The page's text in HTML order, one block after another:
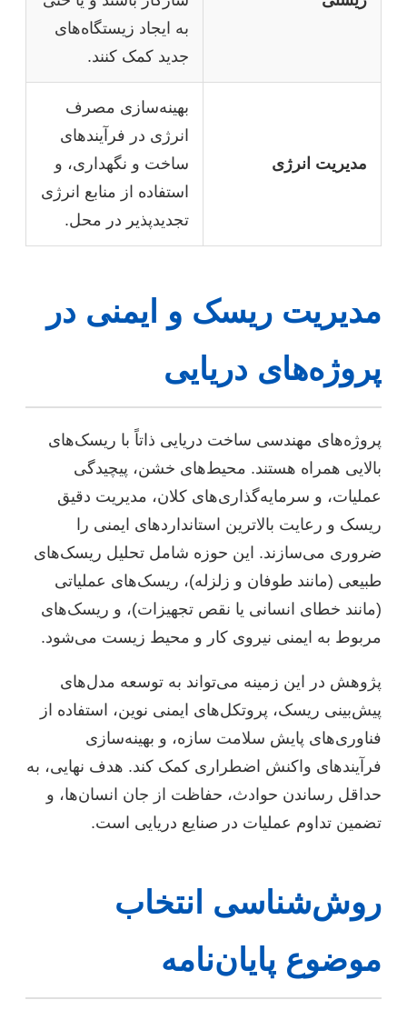
به ایجاد زیستگاه‌های
جدید کمک کنند.
مدیریت انرژی
بهینه‌سازی مصرف
انرژی در فرآیندهای
ساخت و نگهداری، و
استفاده از منابع انرژی
تجدیدپذیر در محل.
مدیریت ریسک و ایمنی در
پروژه‌های دریایی
پروژه‌های مهندسی ساخت دریایی ذاتاً با ریسک‌های
بالایی همراه هستند. محیط‌های خشن، پیچیدگی
عملیات، و سرمایه‌گذاری‌های کلان، مدیریت دقیق
ریسک و رعایت بالاترین استانداردهای ایمنی را
ضروری می‌سازند. این حوزه شامل تحلیل ریسک‌های
طبیعی (مانند طوفان و زلزله)، ریسک‌های عملیاتی
(مانند خطای انسانی یا نقص تجهیزات)، و ریسک‌های
مربوط به ایمنی نیروی کار و محیط زیست می‌شود.
پژوهش در این زمینه می‌تواند به توسعه مدل‌های
پیش‌بینی ریسک، پروتکل‌های ایمنی نوین، استفاده از
فناوری‌های پایش سلامت سازه، و بهینه‌سازی
فرآیندهای واکنش اضطراری کمک کند. هدف نهایی، به
حداقل رساندن حوادث، حفاظت از جان انسان‌ها، و
تضمین تداوم عملیات در صنایع دریایی است.
روش‌شناسی انتخاب
موضوع پایان‌نامه